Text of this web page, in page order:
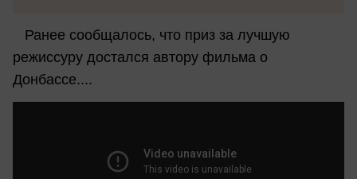
Ранее сообщалось, что приз за лучшую
режиссуру достался автору фильма о
Донбассе....